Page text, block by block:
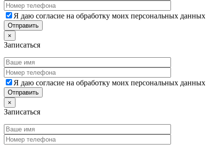
Я даю согласие на обработку моих персональных данных
×
Записаться
Я даю согласие на обработку моих персональных данных
×
Записаться